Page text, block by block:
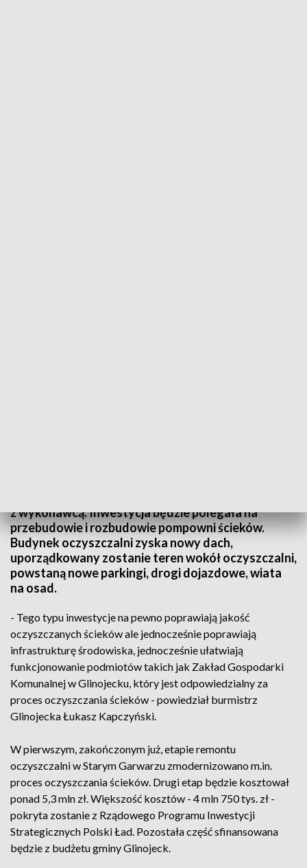
z wykonawcą. Inwestycja będzie polegała na
przebudowie i rozbudowie pompowni ścieków.
Budynek oczyszczalni zyska nowy dach,
uporządkowany zostanie teren wokół oczyszczalni,
powstaną nowe parkingi, drogi dojazdowe, wiata
na osad.
- Tego typu inwestycje na pewno poprawiają jakość
oczyszczanych ścieków ale jednocześnie poprawiają
infrastrukturę środowiska, jednocześnie ułatwiają
funkcjonowanie podmiotów takich jak Zakład Gospodarki
Komunalnej w Glinojecku, który jest odpowiedzialny za
proces oczyszczania ścieków - powiedział burmistrz
Glinojecka Łukasz Kapczyński.
W pierwszym, zakończonym już, etapie remontu
oczyszczalni w Starym Garwarzu zmodernizowano m.in.
proces oczyszczania ścieków. Drugi etap będzie kosztował
ponad 5,3 mln zł. Większość kosztów - 4 mln 750 tys. zł -
pokryta zostanie z Rządowego Programu Inwestycji
Strategicznych Polski Ład. Pozostała część sfinansowana
będzie z budżetu gminy Glinojeck.